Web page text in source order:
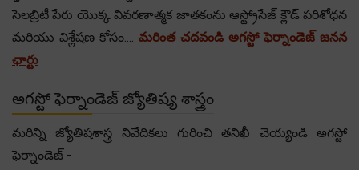
సెలబ్రిటీ పేరు యొక్క వివరణాత్మక జాతకంను ఆస్ట్రోసేజ్ క్లౌడ్ పరిశోధన
మరియు విశ్లేషణ కోసం.... మరింత చదవండి అగస్టో ఫెర్నాండెజ్ జనన
ఛార్టు
అగస్టో ఫెర్నాండెజ్ జ్యోతిష్య శాస్త్రం
మరిన్ని జ్యోతిషశాస్త్ర నివేదికలు గురించి తనిఖీ చెయ్యండి అగస్టో
ఫెర్నాండెజ్ -